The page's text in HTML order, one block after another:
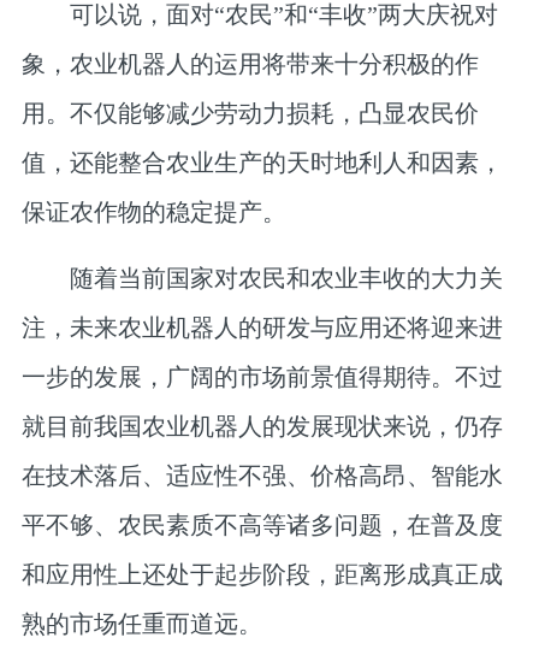
可以说，面对“农民”和“丰收”两大庆祝对
象，农业机器人的运用将带来十分积极的作
用。不仅能够减少劳动力损耗，凸显农民价
值，还能整合农业生产的天时地利人和因素，
保证农作物的稳定提产。
随着当前国家对农民和农业丰收的大力关
注，未来农业机器人的研发与应用还将迎来进
一步的发展，广阔的市场前景值得期待。不过
就目前我国农业机器人的发展现状来说，仍存
在技术落后、适应性不强、价格高昂、智能水
平不够、农民素质不高等诸多问题，在普及度
和应用性上还处于起步阶段，距离形成真正成
熟的市场任重而道远。